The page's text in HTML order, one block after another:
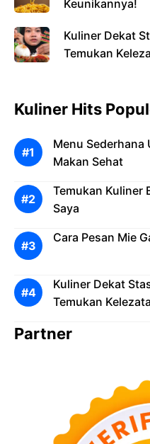
Keunikannya!
Kuliner Dekat
Temukan
Kuliner Hits
Menu Sederhana
Makan Sehat
Temukan Kuliner
Saya
Cara Pesan Mie
Kuliner Dekat
Temukan
Partner